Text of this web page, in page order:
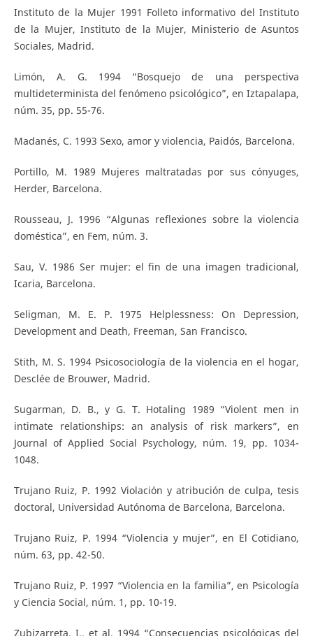
Instituto de la Mujer 1991 Folleto informativo del Instituto
de la Mujer, Instituto de la Mujer, Ministerio de Asuntos
Sociales, Madrid.
Limón, A. G. 1994 “Bosquejo de una perspectiva
multideterminista del fenómeno psicológico”, en Iztapalapa,
núm. 35, pp. 55-76.
Madanés, C. 1993 Sexo, amor y violencia, Paidós, Barcelona.
Portillo, M. 1989 Mujeres maltratadas por sus cónyuges,
Herder, Barcelona.
Rousseau, J. 1996 “Algunas reflexiones sobre la violencia
doméstica”, en Fem, núm. 3.
Sau, V. 1986 Ser mujer: el fin de una imagen tradicional,
Icaria, Barcelona.
Seligman, M. E. P. 1975 Helplessness: On Depression,
Development and Death, Freeman, San Francisco.
Stith, M. S. 1994 Psicosociología de la violencia en el hogar,
Desclée de Brouwer, Madrid.
Sugarman, D. B., y G. T. Hotaling 1989 “Violent men in
intimate relationships: an analysis of risk markers”, en
Journal of Applied Social Psychology, núm. 19, pp. 1034-
1048.
Trujano Ruiz, P. 1992 Violación y atribución de culpa, tesis
doctoral, Universidad Autónoma de Barcelona, Barcelona.
Trujano Ruiz, P. 1994 “Violencia y mujer”, en El Cotidiano,
núm. 63, pp. 42-50.
Trujano Ruiz, P. 1997 “Violencia en la familia”, en Psicología
y Ciencia Social, núm. 1, pp. 10-19.
Zubizarreta, I., et al. 1994 “Consecuencias psicológicas del